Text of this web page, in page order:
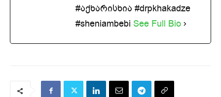
#აქხარისხია #drpkhakadze
#sheniambebi See Full Bio